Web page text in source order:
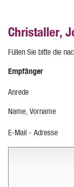
Christaller,
Füllen Sie bitte die
Empfänger
Anrede
Name, Vorname
E-Mail - Adresse